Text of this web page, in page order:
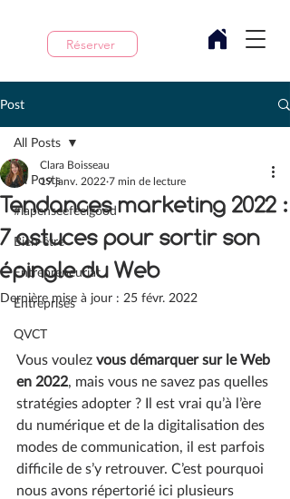
Réserver
Post
All Posts
#lapenseefeelgood
Bien-être
Entrepreneuriat
Entreprises
QVCT
All Posts
Tendances marketing 2022 :
7 astuces pour sortir son
épingle du Web
Clara Boisseau
19 janv. 2022 7 min de lecture
Dernière mise à jour : 25 févr. 2022
Vous voulez vous démarquer sur le Web
en 2022, mais vous ne savez pas quelles
stratégies adopter ? Il est vrai qu’à l’ère
du numérique et de la digitalisation des
modes de communication, il est parfois
difficile de s’y retrouver. C’est pourquoi
nous avons répertorié ici plusieurs